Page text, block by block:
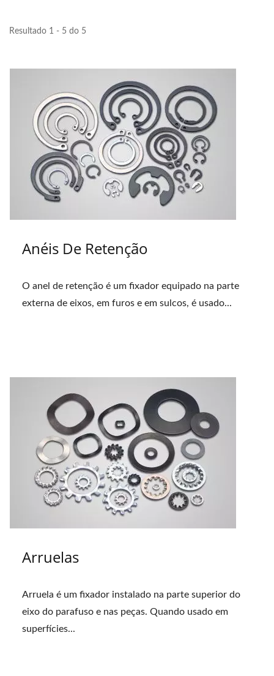
Resultado 1 - 5 do 5
Anéis De Retenção
O anel de retenção é um fixador equipado na parte
externa de eixos, em furos e em sulcos, é usado...
Arruelas
Arruela é um fixador instalado na parte superior do
eixo do parafuso e nas peças. Quando usado em
superfícies...